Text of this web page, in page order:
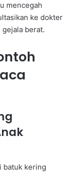
mencegah
ke dokter
berat.
batuk kering